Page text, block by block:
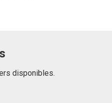
disponibles.